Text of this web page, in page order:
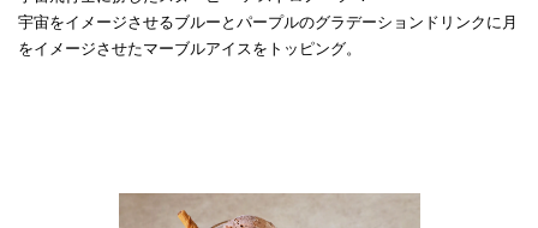
宇宙をイメージさせるブルーとパープルのグラデーションドリンクに月
をイメージさせたマーブルアイスをトッピング。